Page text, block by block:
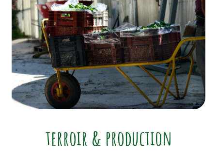
terroir & production